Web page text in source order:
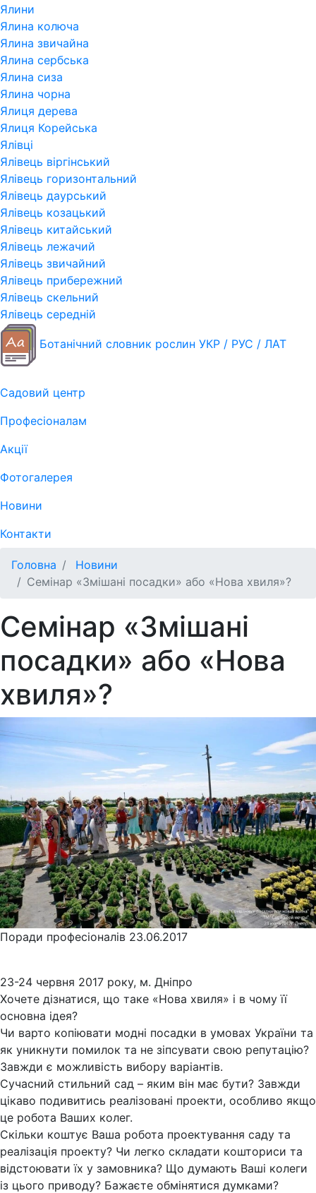
Ялини
Ялина колюча
Ялина звичайна
Ялина сербська
Ялина сиза
Ялина чорна
Ялиця дерева
Ялиця Корейська
Ялівці
Ялівець віргінський
Ялівець горизонтальний
Ялівець даурський
Ялівець козацький
Ялівець китайський
Ялівець лежачий
Ялівець звичайний
Ялівець прибережний
Ялівець скельний
Ялівець середній
Ботанічний словник рослин УКР / РУС / ЛАТ
Садовий центр
Професіоналам
Акції
Фотогалерея
Новини
Контакти
Головна
Новини
Семінар «Змішані посадки» або «Нова хвиля»?
Семінар «Змішані
посадки» або «Нова
хвиля»?
Поради професіоналів 23.06.2017
23-24 червня 2017 року, м. Дніпро
Хочете дізнатися, що таке «Нова хвиля» і в чому її
основна ідея?
Чи варто копіювати модні посадки в умовах України та
як уникнути помилок та не зіпсувати свою репутацію?
Завжди є можливість вибору варіантів.
Сучасний стильний сад – яким він має бути? Завжди
цікаво подивитись реалізовані проекти, особливо якщо
це робота Ваших колег.
Скільки коштує Ваша робота проектування саду та
реалізація проекту? Чи легко складати кошториси та
відстоювати їх у замовника? Що думають Ваші колеги
із цього приводу? Бажаєте обмінятися думками?